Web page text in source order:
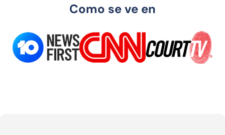
Como se ve en